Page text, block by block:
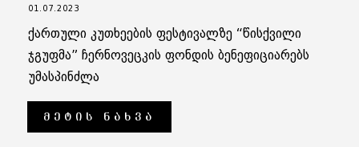
01.07.2023
ქართული კუთხეების ფესტივალზე “წისქვილი
ჯგუფმა” ჩერნოვეცკის ფონდის ბენეფიციარებს
უმასპინძლა
ᲛᲔᲢᲘᲡ ᲜᲐᲮᲕᲐ